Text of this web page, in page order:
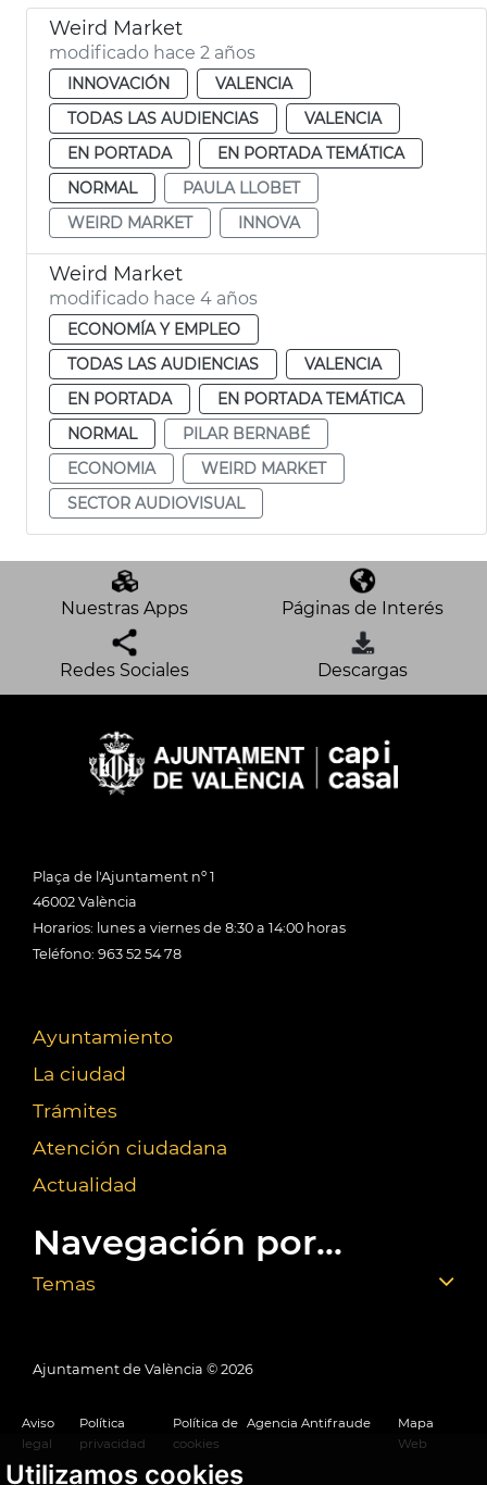
Utilizamos cookies
Weird Market
modificado hace 2 años
INNOVACIÓN
VALENCIA
TODAS LAS AUDIENCIAS
VALENCIA
EN PORTADA
EN PORTADA TEMÁTICA
NORMAL
PAULA LLOBET
WEIRD MARKET
INNOVA
Weird Market
modificado hace 4 años
ECONOMÍA Y EMPLEO
TODAS LAS AUDIENCIAS
VALENCIA
EN PORTADA
EN PORTADA TEMÁTICA
NORMAL
PILAR BERNABÉ
ECONOMIA
WEIRD MARKET
SECTOR AUDIOVISUAL
Nuestras Apps Páginas de Interés
Redes Sociales Descargas
Plaça de l'Ajuntament nº 1
46002 València
Horarios: lunes a viernes de 8:30 a 14:00 horas
Teléfono: 963 52 54 78
Ayuntamiento
La ciudad
Trámites
Atención ciudadana
Actualidad
Navegación por...
Temas
Ajuntament de València © 2026
Aviso
legal
Política
privacidad
Política de
cookies
Agencia Antifraude
Mapa
Web